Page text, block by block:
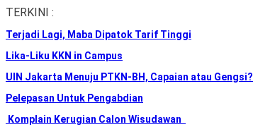
Skip
the
content
TERKINI :
Terjadi Lagi, Maba Dipatok Tarif Tinggi
Lika-Liku KKN in Campus
UIN Jakarta Menuju PTKN-BH, Capaian atau Gengsi?
Pelepasan Untuk Pengabdian
Komplain Kerugian Calon Wisudawan